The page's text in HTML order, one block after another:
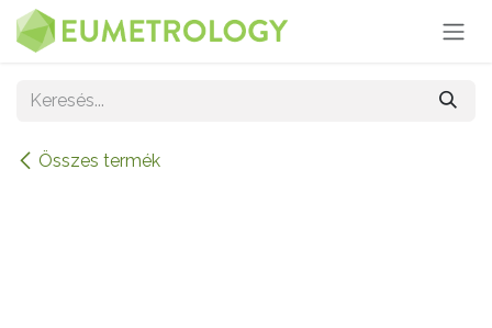
Kihagyás és továbblépés a tartalomhoz
Összes termék